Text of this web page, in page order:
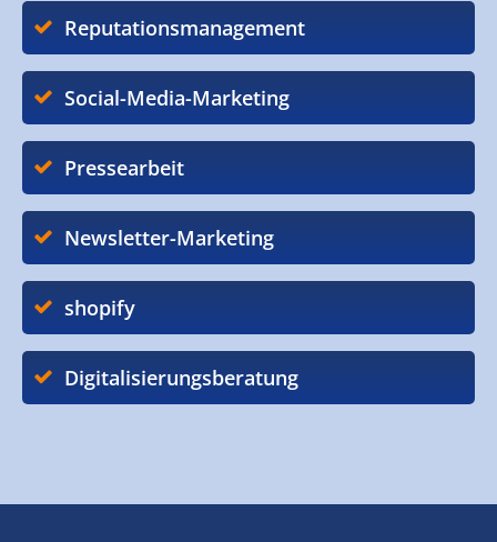
Reputationsmanagement
Social-Media-Marketing
Pressearbeit
Newsletter-Marketing
shopify
Digitalisierungsberatung